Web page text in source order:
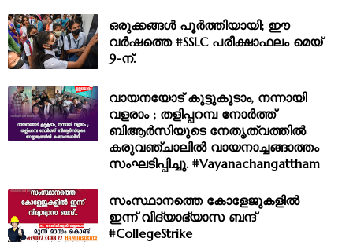
ഒരുക്കങ്ങള്‍ പൂര്‍ത്തിയായി; ഈ
വർഷത്തെ #SSLC പരീക്ഷാഫലം മെയ്‌
9-ന്‌.
വായനയോട് കൂട്ടുകൂടാം, നന്നായി
വളരാം ; തളിപ്പറമ്പ നോർത്ത്
ബിആർസിയുടെ നേതൃത്വത്തിൽ
കരുവഞ്ചാലിൽ വായനാച്ചങ്ങാത്തം
സംഘടിപ്പിച്ചു. #Vayanachangattham
സംസ്ഥാനത്തെ കോളേജുകളിൽ
ഇന്ന് വിദ്യാഭ്യാസ ബന്ദ്‌
#CollegeStrike